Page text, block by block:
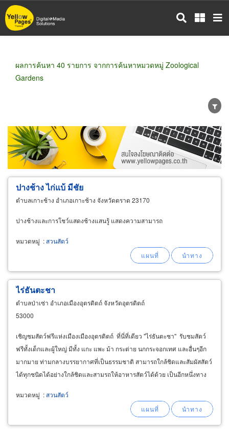
ข้าม
ไป
ผลการค้นหา 40 รายการ จากการค้นหาหมวดหมู่ Zoological
Gardens
ขายส่ง ขายปลีก ผู้ผลิต
ตัวแทนจัดจำหน่าย
ผู้ส่งออก/นำเข้า
ธุรกิจบริการ
ปางช้าง ไก่แบ้ มีชัย
ตำบลเกาะช้าง อำเภอเกาะช้าง จังหวัดตราด 23170
ปางช้างและการโชว์แสดงช้างแสนรู้ แสดงความสามารถ
หมวดหมู่ :สวนสัตว์
ไร่ธันตะชา
ตำบลป่าเซ่า อำเภอเมืองอุตรดิตถ์ จังหวัดอุตรดิตถ์
53000
เชิญชมสัตว์ฟรีแห่งเมืองเมืองอุตรดิตถ์ ที่นี่ที่เดียว "ไร่ธันตะชา" รับชมสัตว์
ฟรีทั้งเด็กและผู้ใหญ่ มีทั้ง แกะ แพะ ม้า กระต่าย นกกระจอกเทศ และอื่นๆอีก
มากมาย ท่ามกลางบรรยากาศที่เป็นธรรมชาติ สามารถใกล้ชิดและสัมผัสสัตว์
ได้ทุกชนิดได้อย่างใกล้ชิดและสามรถให้อาหารสัตว์ได้ด้วย เป็นอีกหนึ่งทาง
หมวดหมู่ :สวนสัตว์